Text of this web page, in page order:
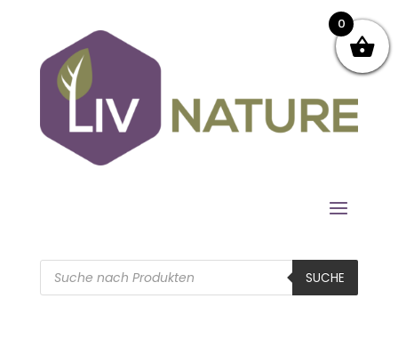
Products
search SUCHE
0